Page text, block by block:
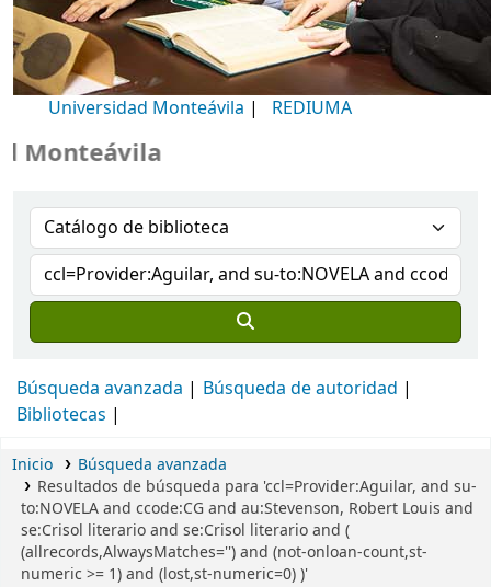
Universidad Monteávila | REDIUMA
Búsqueda avanzada
Búsqueda de autoridad
Bibliotecas
Inicio
Búsqueda avanzada
Resultados de búsqueda para 'ccl=Provider:Aguilar, and su-
to:NOVELA and ccode:CG and au:Stevenson, Robert Louis and
se:Crisol literario and se:Crisol literario and (
(allrecords,AlwaysMatches='') and (not-onloan-count,st-
numeric >= 1) and (lost,st-numeric=0) )'